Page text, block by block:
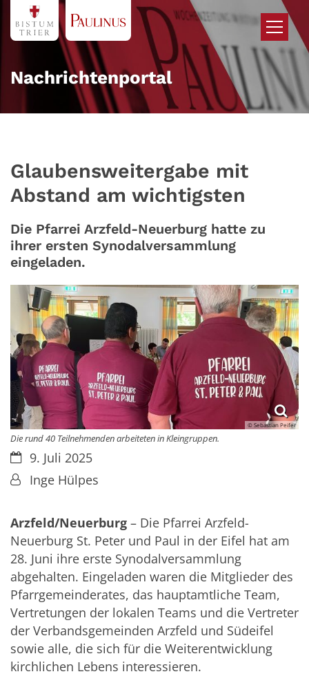
Zum Inhalt springen
Nachrichtenportal
Glaubensweitergabe mit
Abstand am wichtigsten
Die Pfarrei Arzfeld-Neuerburg hatte zu
ihrer ersten Synodalversammlung
eingeladen.
© Sebastian Peifer
Die rund 40 Teilnehmenden arbeiteten in Kleingruppen.
Datum:9. Juli 2025
Von:Inge Hülpes
Arzfeld/Neuerburg – Die Pfarrei Arzfeld-
Neuerburg St. Peter und Paul in der Eifel hat am
28. Juni ihre erste Synodalversammlung
abgehalten. Eingeladen waren die Mitglieder des
Pfarrgemeinderates, das hauptamtliche Team,
Vertretungen der lokalen Teams und die Vertreter
der Verbandsgemeinden Arzfeld und Südeifel
sowie alle, die sich für die Weiterentwicklung
kirchlichen Lebens interessieren.